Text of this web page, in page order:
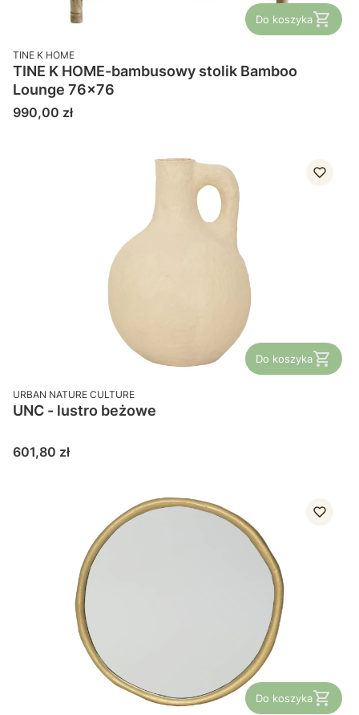
Do koszyka
PRODUCENT
TINE K HOME
TINE K HOME-bambusowy stolik Bamboo
Lounge 76x76
Cena
990,00 zł
Do koszyka
PRODUCENT
URBAN NATURE CULTURE
UNC - lustro beżowe
Cena
601,80 zł
Do koszyka